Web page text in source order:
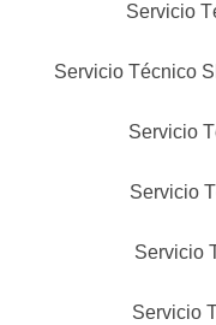
Servicio
Servicio Técnico
Servicio
Servicio
Servicio
Servicio